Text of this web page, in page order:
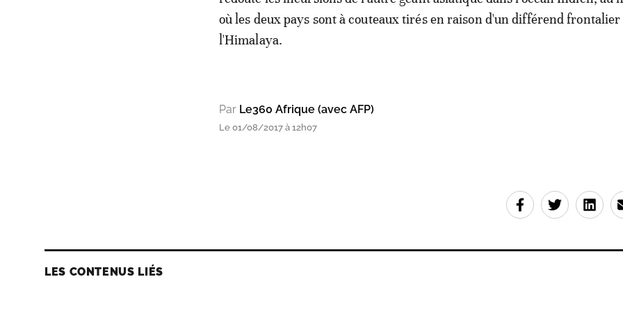
où les deux pays sont à couteaux tirés en raison d'un différend frontalier
l'Himalaya.
Par Le360 Afrique (avec AFP)
Le 01/08/2017 à 12h07
LES CONTENUS LIÉS